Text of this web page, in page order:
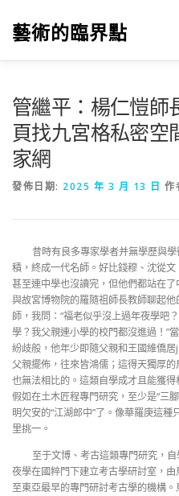
藝術的臨界點
管繼平：楊仁愷師
頁找九宮格私密空
家網
發佈日期: 2025 年 3 月 13 日 作
昔時有良多專家學者并無學歷與
積，終成一代名師。好比錢穆、沈從
甚至連中學也沒讀完，但他們都站在
與故宮博物院的羅隨祖師長教師聊起
師，我問：“福老似乎沒上過年夜學吧
學？我父親連小學的校門都沒進過！”
紛歧般，他年少即隨父親和王國維僑
父親擺佈，往來皆鴻儒；這得天獨厚
也無法相比的。這類自學成才且能獲
假如在土木匠程專門研究，至少是“三
明欠安的“江湖郎中”了。像華羅庚這
里挑一。
至于文博、考古這類專門研究，
夜學在國粹門下建立考古學研討室，
至東亞最早的專門研討考古學的機構